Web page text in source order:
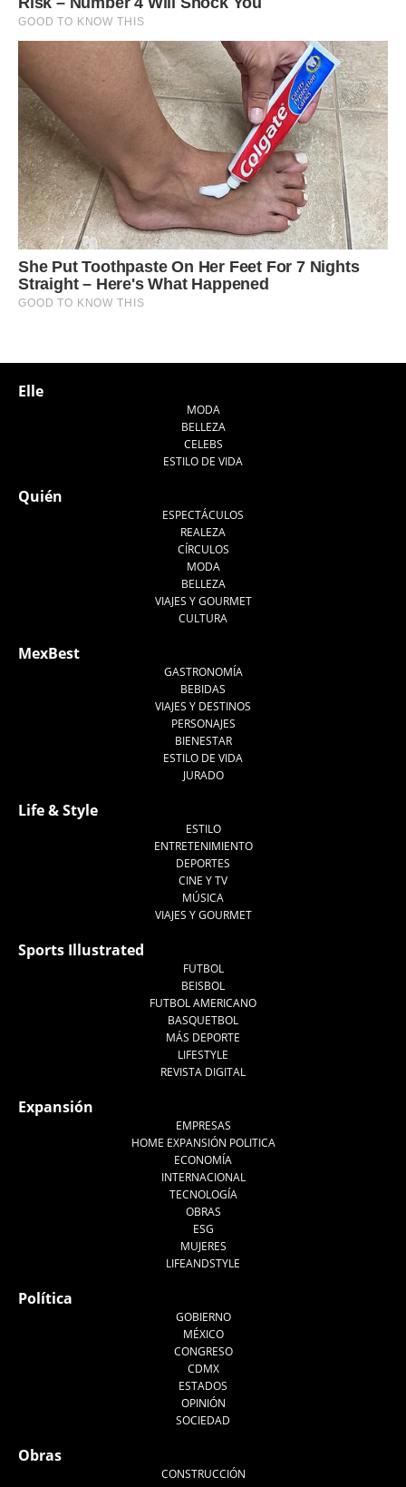
Elle
MODA
BELLEZA
CELEBS
ESTILO DE VIDA
Quién
ESPECTÁCULOS
REALEZA
CÍRCULOS
MODA
BELLEZA
VIAJES Y GOURMET
CULTURA
MexBest
GASTRONOMÍA
BEBIDAS
VIAJES Y DESTINOS
PERSONAJES
BIENESTAR
ESTILO DE VIDA
JURADO
Life & Style
ESTILO
ENTRETENIMIENTO
DEPORTES
CINE Y TV
MÚSICA
VIAJES Y GOURMET
Sports Illustrated
FUTBOL
BEISBOL
FUTBOL AMERICANO
BASQUETBOL
MÁS DEPORTE
LIFESTYLE
REVISTA DIGITAL
Expansión
EMPRESAS
HOME EXPANSIÓN POLITICA
ECONOMÍA
INTERNACIONAL
TECNOLOGÍA
OBRAS
ESG
MUJERES
LIFEANDSTYLE
Política
GOBIERNO
MÉXICO
CONGRESO
CDMX
ESTADOS
OPINIÓN
SOCIEDAD
Obras
CONSTRUCCIÓN